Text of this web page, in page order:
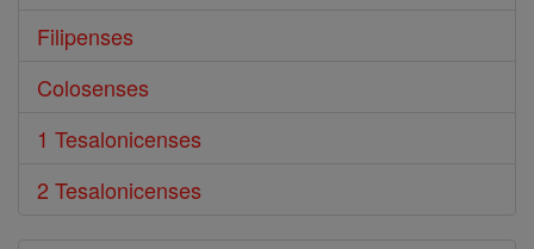
Filipenses
Colosenses
1 Tesalonicenses
2 Tesalonicenses